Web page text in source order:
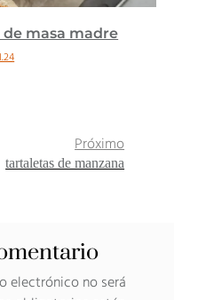
masa madre
Próximo
tartaletas de manzana
electrónico no será